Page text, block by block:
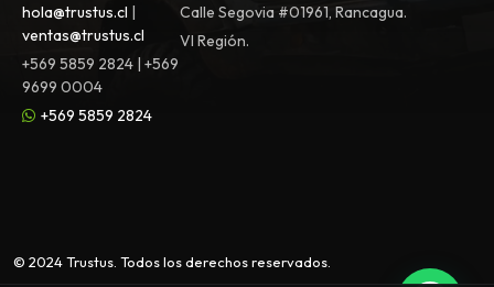
hola@trustus.cl |
ventas@trustus.cl
+569 5859 2824 | +569
9699 0004
+569 5859 2824
Calle Segovia #01961, Rancagua.
VI Región.
© 2024 Trustus. Todos los derechos reservados.